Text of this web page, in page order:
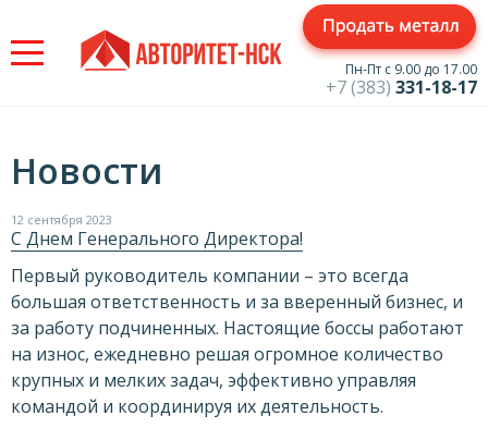
to
navigation
Пн-Пт с 9.00 до 17.00
+7 (383) 331-18-17
Новости
12 сентября 2023
С Днем Генерального Директора!
Первый руководитель компании – это всегда
большая ответственность и за вверенный бизнес, и
за работу подчиненных. Настоящие боссы работают
на износ, ежедневно решая огромное количество
крупных и мелких задач, эффективно управляя
командой и координируя их деятельность.